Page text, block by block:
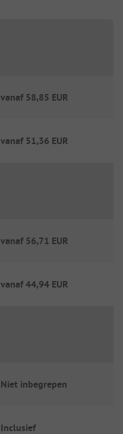
vanaf 58,85 EUR
vanaf 51,36 EUR
vanaf 56,71 EUR
vanaf44,94 EUR
Niet inbegrepen
Inclusief